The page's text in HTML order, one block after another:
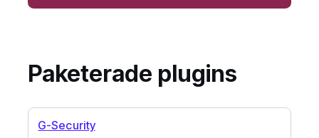
Paketerade plugins
G-Security